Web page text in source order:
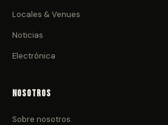
Locales & Venues
Noticias
Electrónica
Nosotros
Sobre nosotros